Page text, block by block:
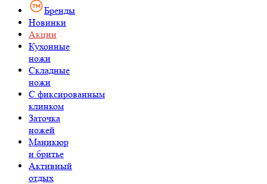
Бренды
Новинки
Акции
Кухонные
ножи
Складные
ножи
C фиксированным
клинком
Заточка
ножей
Маникюр
и бритье
Активный
отдых